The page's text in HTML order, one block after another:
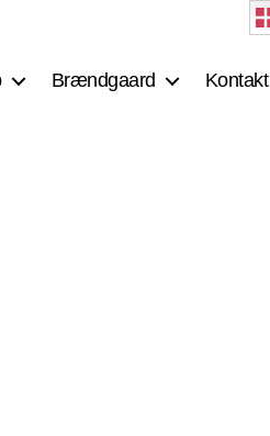
Brændgaard Kontakt